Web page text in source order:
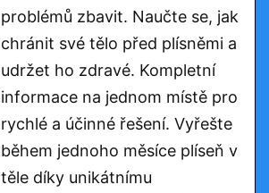
problémů zbavit. Naučte se, jak
chránit své tělo před plísněmi a
udržet ho zdravé. Kompletní
informace na jednom místě pro
rychlé a účinné řešení. Vyřešte
během jednoho měsíce plíseň v
těle díky unikátnímu